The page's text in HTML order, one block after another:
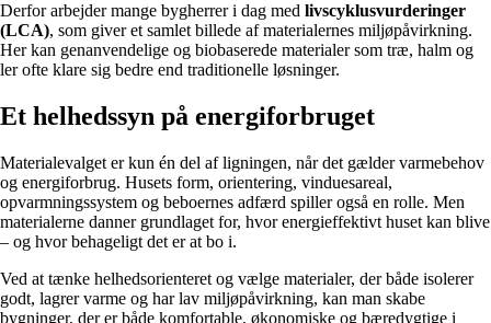
Derfor arbejder mange bygherrer i dag med livscyklusvurderinger
(LCA), som giver et samlet billede af materialernes miljøpåvirkning.
Her kan genanvendelige og biobaserede materialer som træ, halm og
ler ofte klare sig bedre end traditionelle løsninger.
Et helhedssyn på energiforbruget
Materialevalget er kun én del af ligningen, når det gælder varmebehov
og energiforbrug. Husets form, orientering, vinduesareal,
opvarmningssystem og beboernes adfærd spiller også en rolle. Men
materialerne danner grundlaget for, hvor energieffektivt huset kan blive
– og hvor behageligt det er at bo i.
Ved at tænke helhedsorienteret og vælge materialer, der både isolerer
godt, lagrer varme og har lav miljøpåvirkning, kan man skabe
bygninger, der er både komfortable, økonomiske og bæredygtige i